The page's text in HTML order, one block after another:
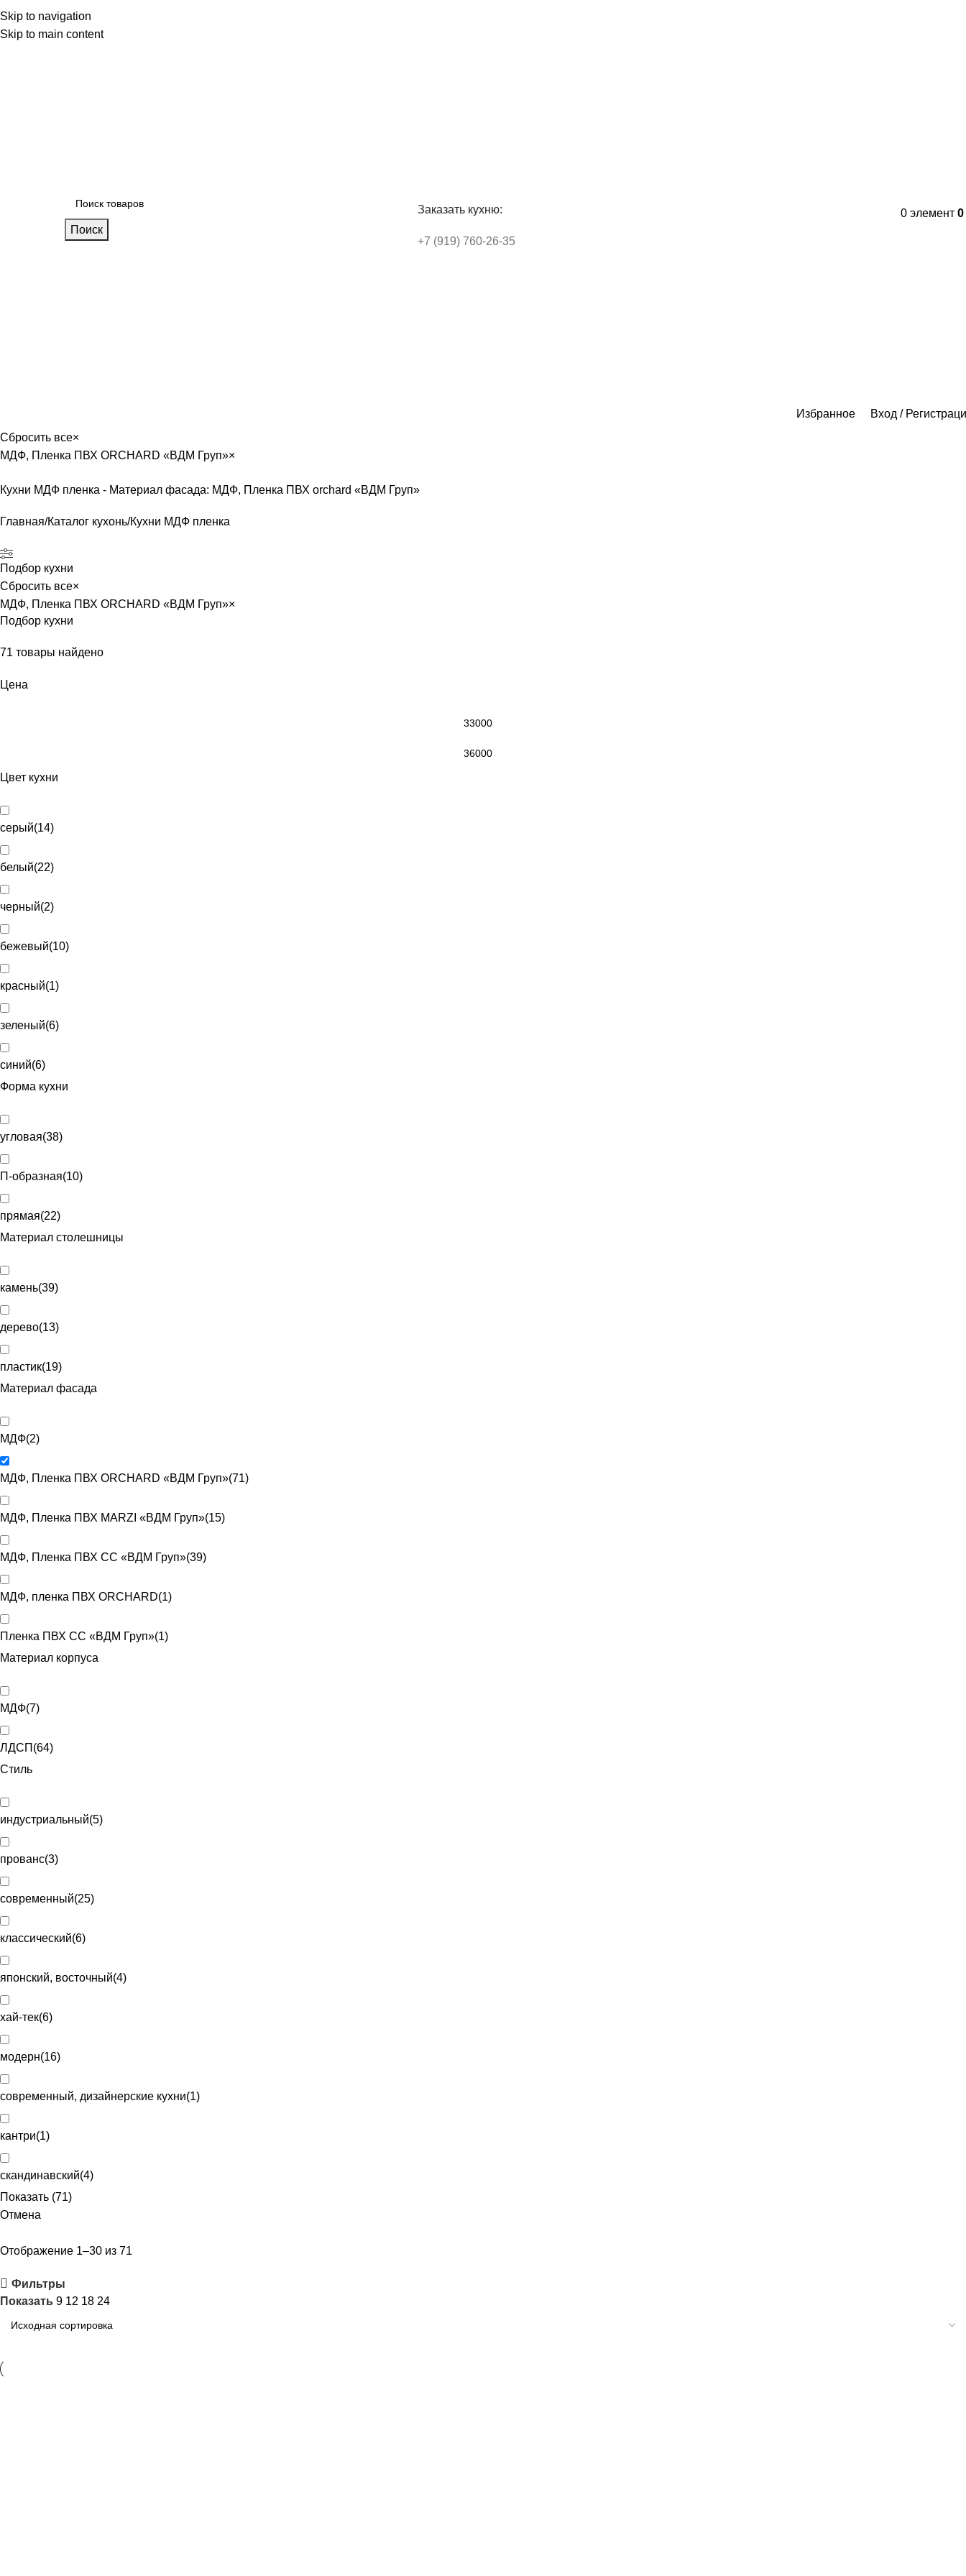
Skip to navigation
Skip to main content
БлогКалькулятор кухни
Поиск
Заказать кухню:
+7 (919) 760-26-35
0 элемент 0
Избранное
Вход /
Сбросить все×
МДФ, Пленка ПВХ ORCHARD «ВДМ Груп»×
Кухни МДФ пленка - Материал фасада: МДФ, Пленка ПВХ orchard «ВДМ Груп»
Главная Каталог кухонь Кухни МДФ пленка
Подбор кухни
Сбросить все×
МДФ, Пленка ПВХ ORCHARD «ВДМ Груп»×
Подбор кухни
71 товары найдено
Цена
Цвет кухни
серый(14)
белый(22)
черный(2)
бежевый(10)
красный(1)
зеленый(6)
синий(6)
Форма кухни
угловая(38)
П-образная(10)
прямая(22)
Материал столешницы
камень(39)
дерево(13)
пластик(19)
Материал фасада
МДФ(2)
МДФ, Пленка ПВХ ORCHARD «ВДМ Груп»(71)
МДФ, Пленка ПВХ MARZI «ВДМ Груп»(15)
МДФ, Пленка ПВХ CC «ВДМ Груп»(39)
МДФ, пленка ПВХ ORCHARD(1)
Пленка ПВХ CC «ВДМ Груп»(1)
Материал корпуса
МДФ(7)
ЛДСП (64)
Стиль
индустриальный(5)
прованс(3)
современный(25)
классический(6)
японский, восточный(4)
хай-тек(6)
модерн(16)
современный, дизайнерские кухни(1)
кантри(1)
скандинавский(4)
Показать (71)
Отмена
Отображение 1–30 из 71
Фильтры
Показать 9 12 18 24